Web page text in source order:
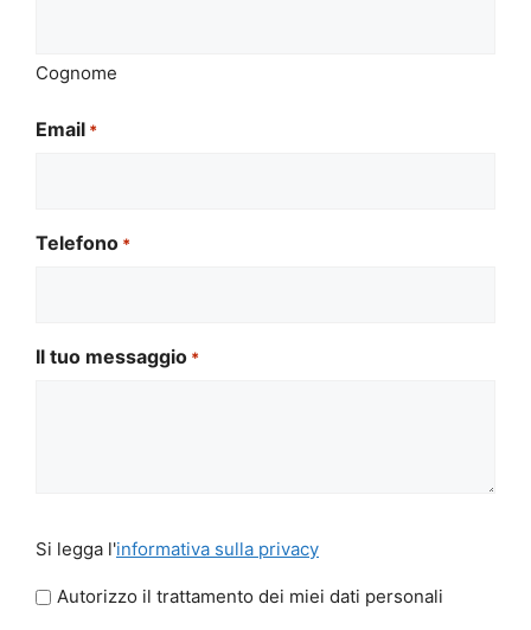
Cognome
Email *
Telefono *
Il tuo messaggio *
legga
l'informativa
Si legga l'informativa sulla privacy
Autorizzo il trattamento dei miei dati personali